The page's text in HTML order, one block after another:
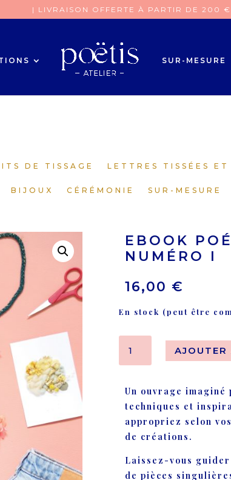
| LIVRAISON OFFERTE À PARTIR DE 200 €
SUR-MESURE
DE TISSAGE LETTRES TISSÉES ET
BIJOUX CÉRÉMONIE SUR-MESURE
EBOOK
NUMÉRO I
16,00 €
En stock (peut être
tissées
Numéro
AJOUTER
Un ouvrage
techniques et
appropriez selon
de créations.
Laissez-vous
de pièces